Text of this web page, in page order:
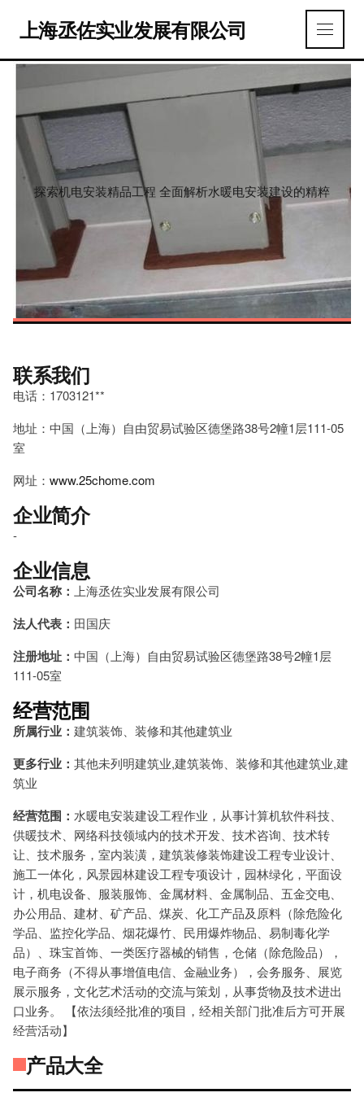
上海丞佐实业发展有限公司
探索机电安装精品工程 全面解析水暖电安装建设的精粹
联系我们
电话：1703121**
地址：中国（上海）自由贸易试验区德堡路38号2幢1层111-05
室
网址： www.25chome.com
企业简介
-
企业信息
公司名称： 上海丞佐实业发展有限公司
法人代表： 田国庆
注册地址： 中国（上海）自由贸易试验区德堡路38号2幢1层
111-05室
经营范围
所属行业： 建筑装饰、装修和其他建筑业
更多行业： 其他未列明建筑业,建筑装饰、装修和其他建筑业,建
筑业
经营范围： 水暖电安装建设工程作业，从事计算机软件科技、
供暖技术、网络科技领域内的技术开发、技术咨询、技术转
让、技术服务，室内装潢，建筑装修装饰建设工程专业设计、
施工一体化，风景园林建设工程专项设计，园林绿化，平面设
计，机电设备、服装服饰、金属材料、金属制品、五金交电、
办公用品、建材、矿产品、煤炭、化工产品及原料（除危险化
学品、监控化学品、烟花爆竹、民用爆炸物品、易制毒化学
品）、珠宝首饰、一类医疗器械的销售，仓储（除危险品），
电子商务（不得从事增值电信、金融业务），会务服务、展览
展示服务，文化艺术活动的交流与策划，从事货物及技术进出
口业务。 【依法须经批准的项目，经相关部门批准后方可开展
经营活动】
产品大全